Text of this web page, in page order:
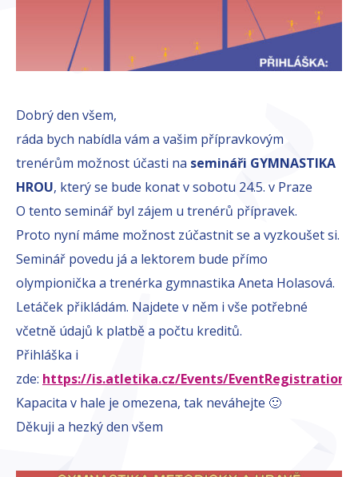
Dobrý den všem,
ráda bych nabídla vám a vašim přípravkovým
trenérům možnost účasti na semináři GYMNASTIKA
HROU, který se bude konat v sobotu 24.5. v Praze
O tento seminář byl zájem u trenérů přípravek.
Proto nyní máme možnost zúčastnit se a vyzkoušet si.
Seminář povedu já a lektorem bude přímo
olympionička a trenérka gymnastika Aneta Holasová.
Letáček přikládám. Najdete v něm i vše potřebné
včetně údajů k platbě a počtu kreditů.
Přihláška i
zde: https://is.atletika.cz/Events/EventRegistration/
Kapacita v hale je omezena, tak neváhejte 🙂
Děkuji a hezký den všem